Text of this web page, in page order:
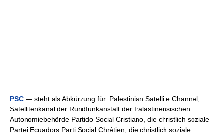
PSC — steht als Abkürzung für: Palestinian Satellite Channel,
Satellitenkanal der Rundfunkanstalt der Palästinensischen
Autonomiebehörde Partido Social Cristiano, die christlich soziale
Partei Ecuadors Parti Social Chrétien, die christlich soziale… …